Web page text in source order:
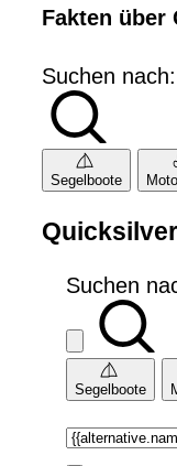
Fakten über
Suchen nach:
Segelboote
Suchen
Segelboote